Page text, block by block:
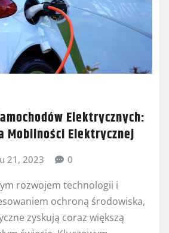
Elektrycznych:
Mobilności Elektrycznej
21, 2023 0
rozwojem technologii i
ochroną środowiska,
zyskują coraz większą